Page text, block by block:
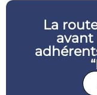
La
avant